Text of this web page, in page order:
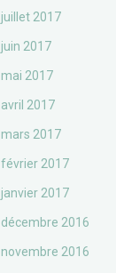
juillet 2017
juin 2017
mai 2017
avril 2017
mars 2017
février 2017
janvier 2017
décembre 2016
novembre 2016